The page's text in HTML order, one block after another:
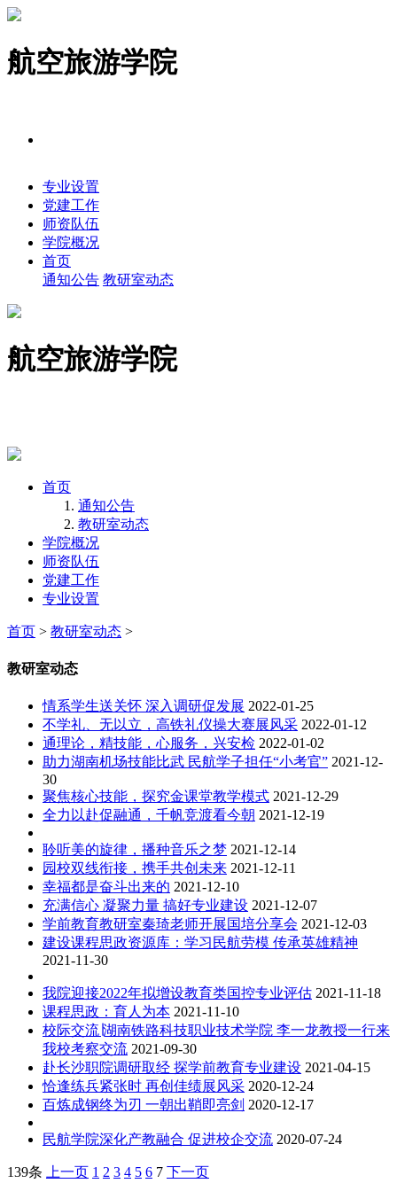
航空旅游学院
专业设置
党建工作
师资队伍
学院概况
首页
通知公告 教研室动态
航空旅游学院
首页
通知公告
教研室动态
学院概况
师资队伍
党建工作
专业设置
首页 > 教研室动态 >
教研室动态
情系学生送关怀 深入调研促发展 2022-01-25
不学礼、无以立，高铁礼仪操大赛展风采 2022-01-12
通理论，精技能，心服务，兴安检 2022-01-02
助力湖南机场技能比武 民航学子担任“小考官” 2021-12-
30
聚焦核心技能，探究金课堂教学模式 2021-12-29
全力以赴促融通，千帆竞渡看今朝 2021-12-19
聆听美的旋律，播种音乐之梦 2021-12-14
园校双线衔接，携手共创未来 2021-12-11
幸福都是奋斗出来的 2021-12-10
充满信心 凝聚力量 搞好专业建设 2021-12-07
学前教育教研室秦琦老师开展国培分享会 2021-12-03
建设课程思政资源库：学习民航劳模 传承英雄精神
2021-11-30
我院迎接2022年拟增设教育类国控专业评估 2021-11-18
课程思政：育人为本 2021-11-10
校际交流∣湖南铁路科技职业技术学院 李一龙教授一行来
我校考察交流 2021-09-30
赴长沙职院调研取经 探学前教育专业建设 2021-04-15
恰逢练兵紧张时 再创佳绩展风采 2020-12-24
百炼成钢终为刃 一朝出鞘即亮剑 2020-12-17
民航学院深化产教融合 促进校企交流 2020-07-24
139条 上一页 1 2 3 4 5 6 7 下一页